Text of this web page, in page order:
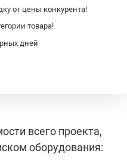
от цены конкурента!
товара!
дней
всего проекта,
оборудования: